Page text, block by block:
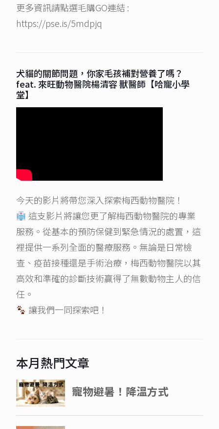
更多資訊請點選毛購GO連結 :
https://pse.is/5mdpjq
犬貓的關節問題，你家毛孩補對營養了嗎？
feat. 來旺動物醫院楊清容 獸醫師【哈寵小學
堂】
今天的影片將帶您深入探索梅西動物醫院！
這支影片將讓您更了解梅西動物醫院的專業
服務。從基本的預防保健到緊急情況的處置，這
裡提供一系列全面的醫療服務。無論是日常檢
查、疫苗接種還是手術治療，梅西動物醫院以其
高效和準確的診斷技術贏得了無數動物主人的信
任。
讓我們一同探索吧！
本月熱門文章